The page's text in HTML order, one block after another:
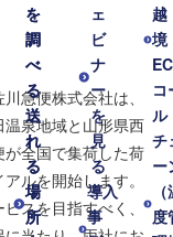
を
調
べ
る
送
れ
る
場
所
を
調
べ
る
送
れ
る
場
所
ェ
ビ
ナ
ー
を
見
る
導入
事
越
境
EC
コ
ル
チ
ー
度
急便株式会社は、
泉地域と山形県西
全国で集荷した荷
ルを開始します。
スを目指すべく、